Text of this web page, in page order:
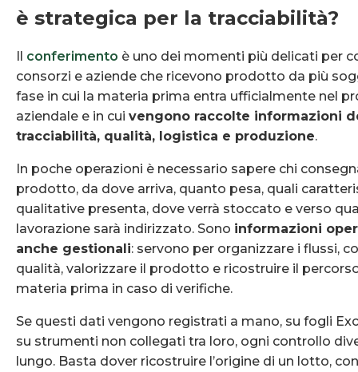
è strategica per la tracciabilità?
Il conferimento è uno dei momenti più delicati per
consorzi e aziende che ricevono prodotto da più
fase in cui la materia prima entra ufficialmente nel
aziendale e in cui vengono raccolte informazioni
tracciabilità, qualità, logistica e produzione.
In poche operazioni è necessario sapere chi
prodotto, da dove arriva, quanto pesa, quali
qualitative presenta, dove verrà stoccato e verso
lavorazione sarà indirizzato. Sono informazioni
anche gestionali: servono per organizzare i flussi,
qualità, valorizzare il prodotto e ricostruire il
materia prima in caso di verifiche.
Se questi dati vengono registrati a mano, su fogli
su strumenti non collegati tra loro, ogni controllo
lungo. Basta dover ricostruire l’origine di un lotto,